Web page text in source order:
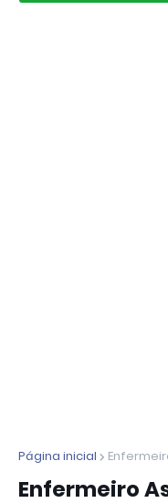
Página inicial
Enfermeiro